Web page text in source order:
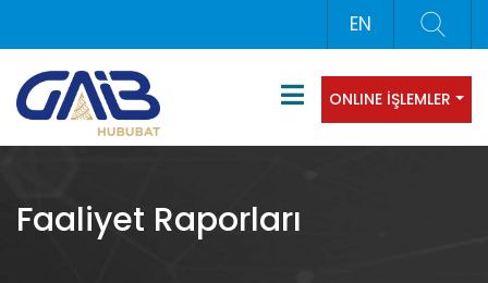
EN
ONLINE İŞLEMLER
Faaliyet Raporları